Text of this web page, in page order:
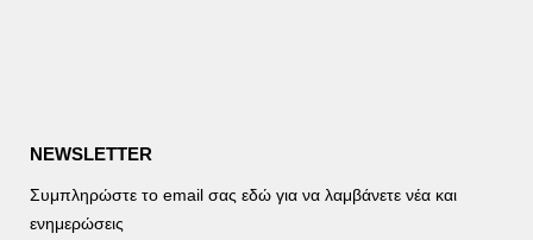
NEWSLETTER
Συμπληρώστε το email σας εδώ για να λαμβάνετε νέα και
ενημερώσεις